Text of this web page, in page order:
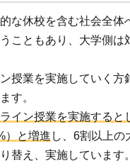
な休校を含む社会全体
こともあり、大学側は
授業を実施していく方
す。
イン授業を実施すると
）と増進 し、6割以上の
替え、実施しています。